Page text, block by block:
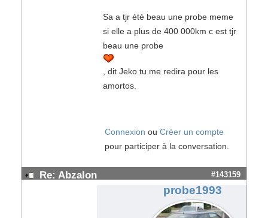
Sa a tjr été beau une probe meme
si elle a plus de 400 000km c est tjr
beau une probe
, dit Jeko tu me redira pour les
amortos.
Connexion ou Créer un compte
pour participer à la conversation.
Re: Abzalon #143159
probe1993